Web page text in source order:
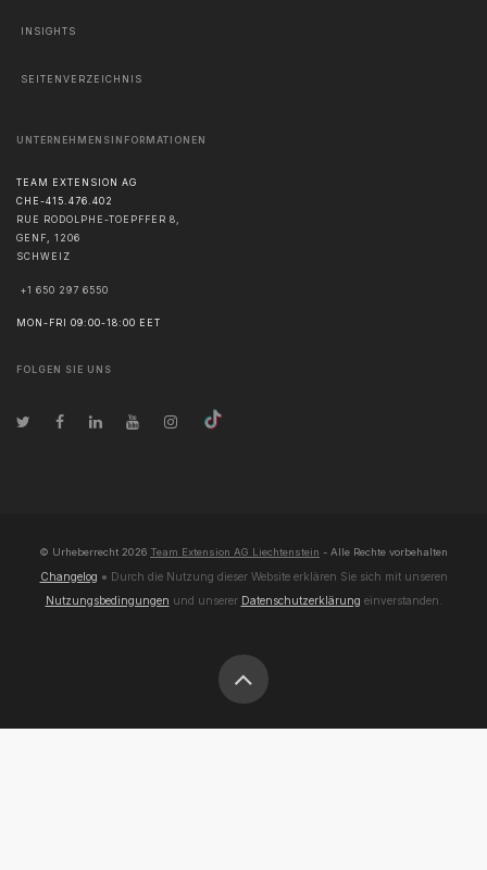
INSIGHTS
SEITENVERZEICHNIS
UNTERNEHMENSINFORMATIONEN
TEAM EXTENSION AG
CHE-415.476.402
RUE RODOLPHE-TOEPFFER 8,
GENF, 1206
SCHWEIZ
+1 650 297 6550
MON-FRI 09:00-18:00 EET
FOLGEN SIE UNS
© Urheberrecht 2026 Team Extension AG Liechtenstein - Alle Rechte vorbehalten
Changelog ● Durch die Nutzung dieser Website erklären Sie sich mit unseren
Nutzungsbedingungen und unserer Datenschutzerklärung einverstanden.